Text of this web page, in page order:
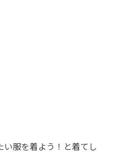
い服を着よう！と着てし